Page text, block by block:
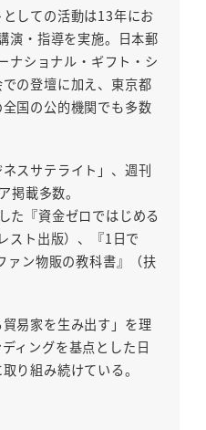
しての活動は13年にお
演・指導を実施。日本郵
ナショナル・ギフト・シ
の登壇に加え、東京都
国の公的機関でも多数
スサテライト」、週刊
掲載多数。
た『資金ゼロではじめる
スト出版）、『1日で
ァン物販の教科書』（扶
貿易家を生み出す」を理
ィングを基点とした日
り組み続けている。